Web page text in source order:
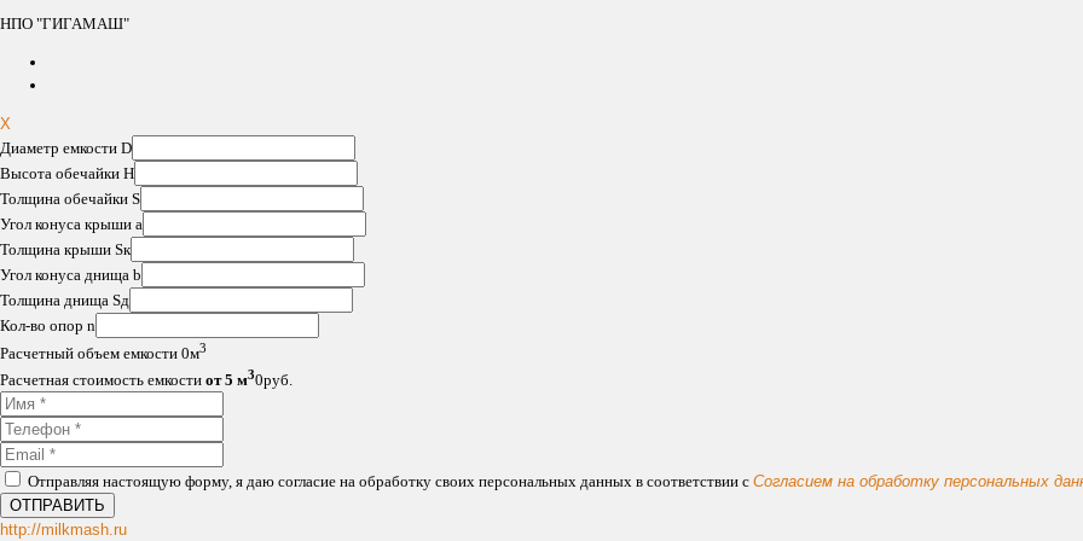
НПО "ГИГАМАШ"
X
Диаметр емкости D
Высота обечайки H
Толщина обечайки S
Угол конуса крыши a
Толщина крыши Sк
Угол конуса днища b
Толщина днища Sд
Кол-во опор n
Расчетный объем емкости 0м3
Расчетная стоимость емкости от 5 м30руб.
Отправляя настоящую форму, я даю согласие на обработку своих персональных данных в соответствии с Согласием на обработку персональных
http://milkmash.ru